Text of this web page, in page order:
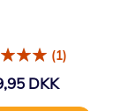
(1)
DKK